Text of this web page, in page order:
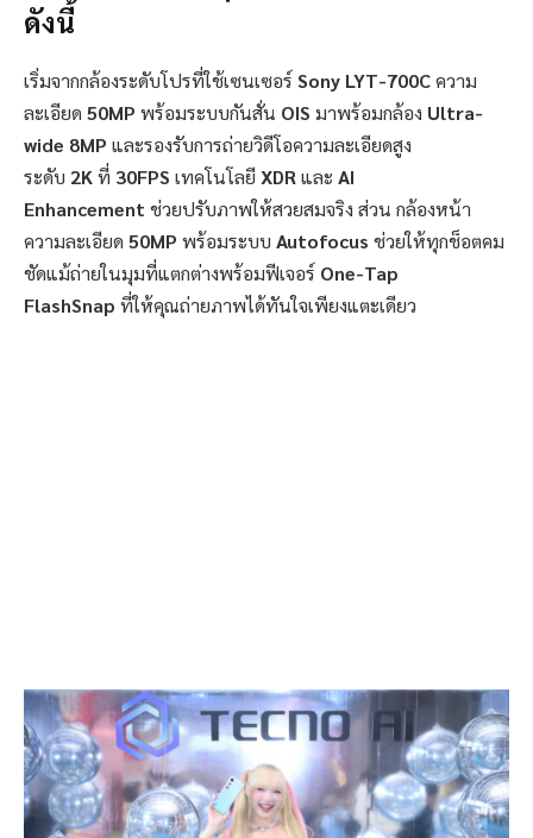
ดังนี้
เริ่มจากกล้องระดับโปรที่ใช้เซนเซอร์Sony LYT-700Cความ
ละเอียด 50MP พร้อมระบบกันสั่น OIS มาพร้อมกล้อง Ultra-
wide 8MP และรองรับการถ่ายวิดีโอความละเอียดสูง
ระดับ 2K ที่ 30FPS เทคโนโลยีXDR และ AI
Enhancement ช่วยปรับภาพให้สวยสมจริง ส่วน กล้องหน้า
ความละเอียด 50MP พร้อมระบบ Autofocus ช่วยให้ทุกช็อตคม
ชัดแม้ถ่ายในมุมที่แตกต่างพร้อมฟีเจอร์ One-Tap
FlashSnap ที่ให้คุณถ่ายภาพได้ทันใจเพียงแตะเดียว